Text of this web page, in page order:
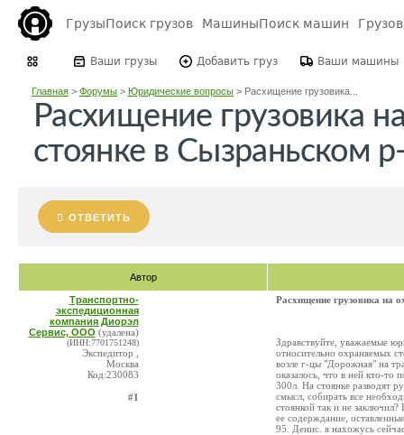
ГрузыПоиск грузов МашиныПоиск машин
Ваши грузы Добавить груз Ваши машины
Главная> Форумы> Юридические вопросы> Расхищение грузовика...
Расхищение грузовика
стоянке в Сызраньском
ОТВЕТИТЬ
Автор
Транспортно-
экспедиционная
компания Диорэл
Сервис, ООО (удалена)
(ИНН:7701751248)
Экспедитор ,
Москва
Код:230083
#1
Расхищение грузовика на
Здравствуйте, уважаемые
относительно охраняемых
возле г-цы "Дорожная" на
оказалось, что в ней кто-то
300л. На стоянке разводят
смысл, собирать все
стоянкой так и не
ее содерждание,
95. Денис. я нахожусь